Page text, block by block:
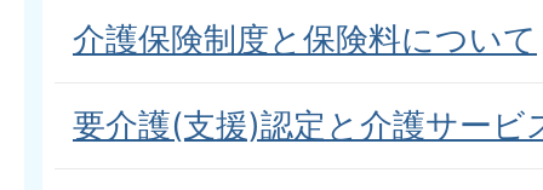
介護保険制度と保険料について
要介護(支援)認定と介護サービ